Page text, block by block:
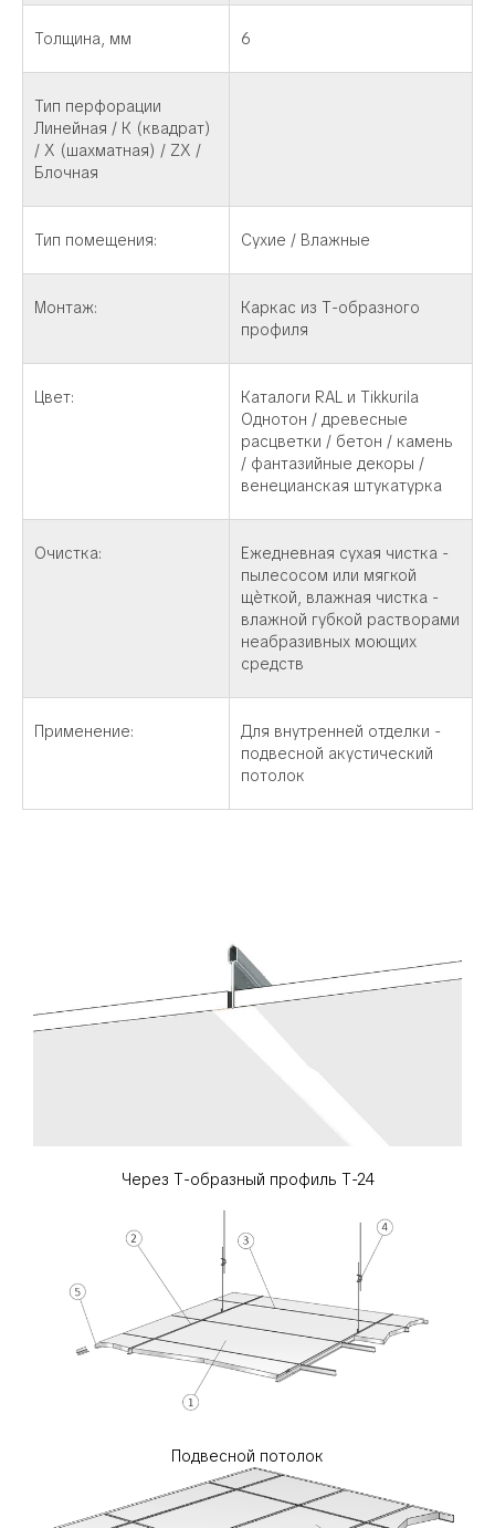
Толщина, мм 6
Тип перфорации
Линейная / К (квадрат)
/ Х (шахматная) / ZX /
Блочная
Тип помещения: Сухие / Влажные
Монтаж:
Каркас из Т-образного
профиля
Цвет:
Каталоги RAL и Tikkurila
Однотон / древесные
расцветки / бетон / камень
/ фантазийные декоры /
венецианская штукатурка
Очистка:
Ежедневная сухая чистка -
пылесосом или мягкой
щѐткой, влажная чистка -
влажной губкой растворами
неабразивных моющих
средств
Применение:
Для внутренней отделки -
подвесной акустический
потолок
Через Т-образный профиль Т-24
Подвесной потолок